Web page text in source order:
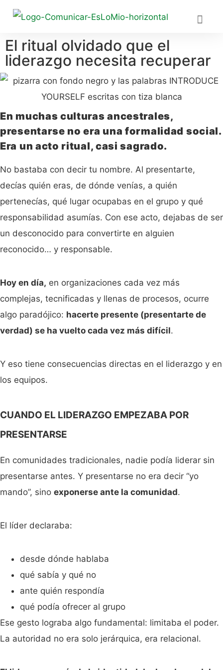
El ritual olvidado que el
liderazgo necesita recuperar
En muchas culturas ancestrales,
presentarse no era una formalidad social.
Era un acto ritual, casi sagrado.
No bastaba con decir tu nombre. Al presentarte,
decías quién eras, de dónde venías, a quién
pertenecías, qué lugar ocupabas en el grupo y qué
responsabilidad asumías. Con ese acto, dejabas de ser
un desconocido para convertirte en alguien
reconocido… y responsable.
Hoy en día, en organizaciones cada vez más
complejas, tecnificadas y llenas de procesos, ocurre
algo paradójico: hacerte presente (presentarte de
verdad) se ha vuelto cada vez más difícil.
Y eso tiene consecuencias directas en el liderazgo y en
los equipos.
CUANDO EL LIDERAZGO EMPEZABA POR
PRESENTARSE
En comunidades tradicionales, nadie podía liderar sin
presentarse antes. Y presentarse no era decir “yo
mando”, sino exponerse ante la comunidad.
El líder declaraba:
desde dónde hablaba
qué sabía y qué no
ante quién respondía
qué podía ofrecer al grupo
Ese gesto lograba algo fundamental: limitaba el poder.
La autoridad no era solo jerárquica, era relacional.